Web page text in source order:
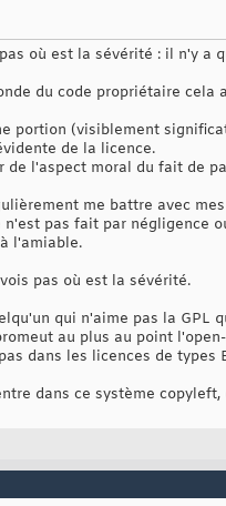
où est la sévérité : il n'y a
du code propriétaire cela
portion (visiblement
de la licence.
de l'aspect moral du fait de
me battre avec
n'est pas fait par négligence
l'amiable.
pas où est la sévérité.
qui n'aime pas la GPL
au plus au point
dans les licences de types
dans ce système